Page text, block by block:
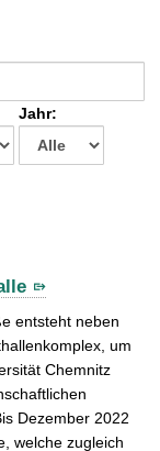
Jahr:
entsteht neben
um
Chemnitz
Dezember 2022
welche zugleich